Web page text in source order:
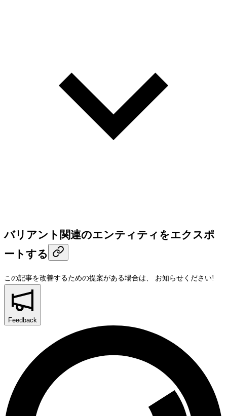
バリアント関連のエンティティをエクスポ
ートする
この記事を改善するための提案がある場合は、 お知らせください!
Feedback